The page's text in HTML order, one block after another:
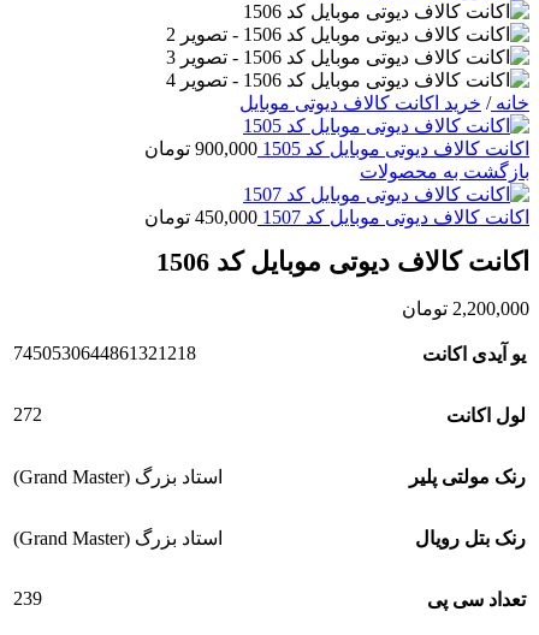
خانه/ خرید اکانت کالاف دیوتی موبایل
اکانت کالاف دیوتی موبایل کد 1505 900,000 تومان
بازگشت به محصولات
اکانت کالاف دیوتی موبایل کد 1507 450,000 تومان
اکانت کالاف دیوتی موبایل کد 1506
2,200,000 تومان
یو آیدی اکانت 7450530644861321218
لول اکانت 272
رنک مولتی پلیر استاد بزرگ (Grand Master)
رنک بتل رویال استاد بزرگ (Grand Master)
تعداد سی پی 239